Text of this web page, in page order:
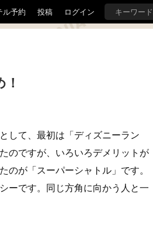
ル予約 投稿 ログイン
して、最初は「ディズニーラン
のですが、いろいろデメリットが
のが「スーパーシャトル」です。
ーです。同じ方角に向かう人と一